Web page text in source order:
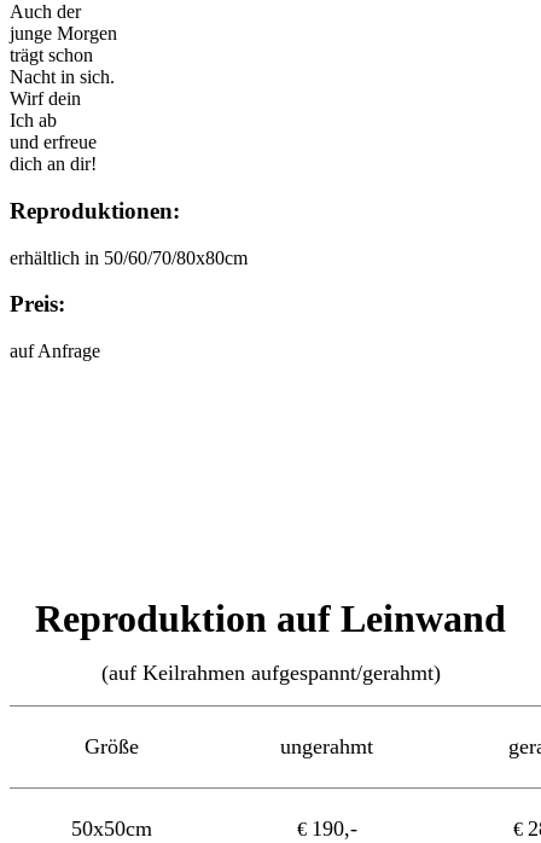
Auch der
junge Morgen
trägt schon
Nacht in sich.
Wirf dein
Ich ab
und erfreue
dich an dir!
Reproduktionen:
erhältlich in 50/60/70/80x80cm
Preis:
auf Anfrage
Reproduktion auf Leinwand
(auf Keilrahmen aufgespannt/gerahmt)
Größe ungerahmt
50x50cm € 190,- €